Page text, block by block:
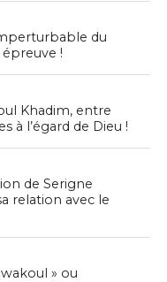
du
!
Khadim, entre
à l’égard de Dieu !
de Serigne
relation avec le
» ou